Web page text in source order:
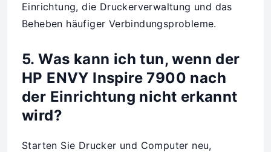
Einrichtung, die Druckerverwaltung und das
Beheben häufiger Verbindungsprobleme.
5. Was kann ich tun, wenn der
HP ENVY Inspire 7900 nach
der Einrichtung nicht erkannt
wird?
Starten Sie Drucker und Computer neu,